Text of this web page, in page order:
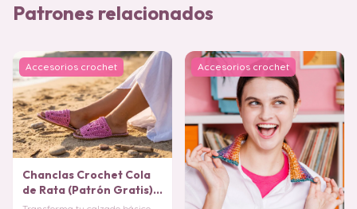
Patrones relacionados
Accesorios crochet
Chanclas Crochet Cola
de Rata (Patrón Gratis)
Accesorios crochet